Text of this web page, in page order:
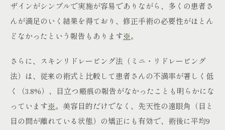
ザインがシンプルで実施が容易でありながら、多くの患者さ
んが満足のいく結果を得ており、修正手術の必要性がほとん
どなかったという報告もあります※。
さらに、スキンリドレーピング法（ミニ・リドレーピング
法）は、従来の術式と比較して患者さんの不満率が著しく低
く（3.8%）、目立つ瘢痕の報告がなかったことも明らかにな
っています※。美容目的だけでなく、先天性の遠眼角（目と
目の間が離れている状態）の矯正にも有効で、術後に平均9